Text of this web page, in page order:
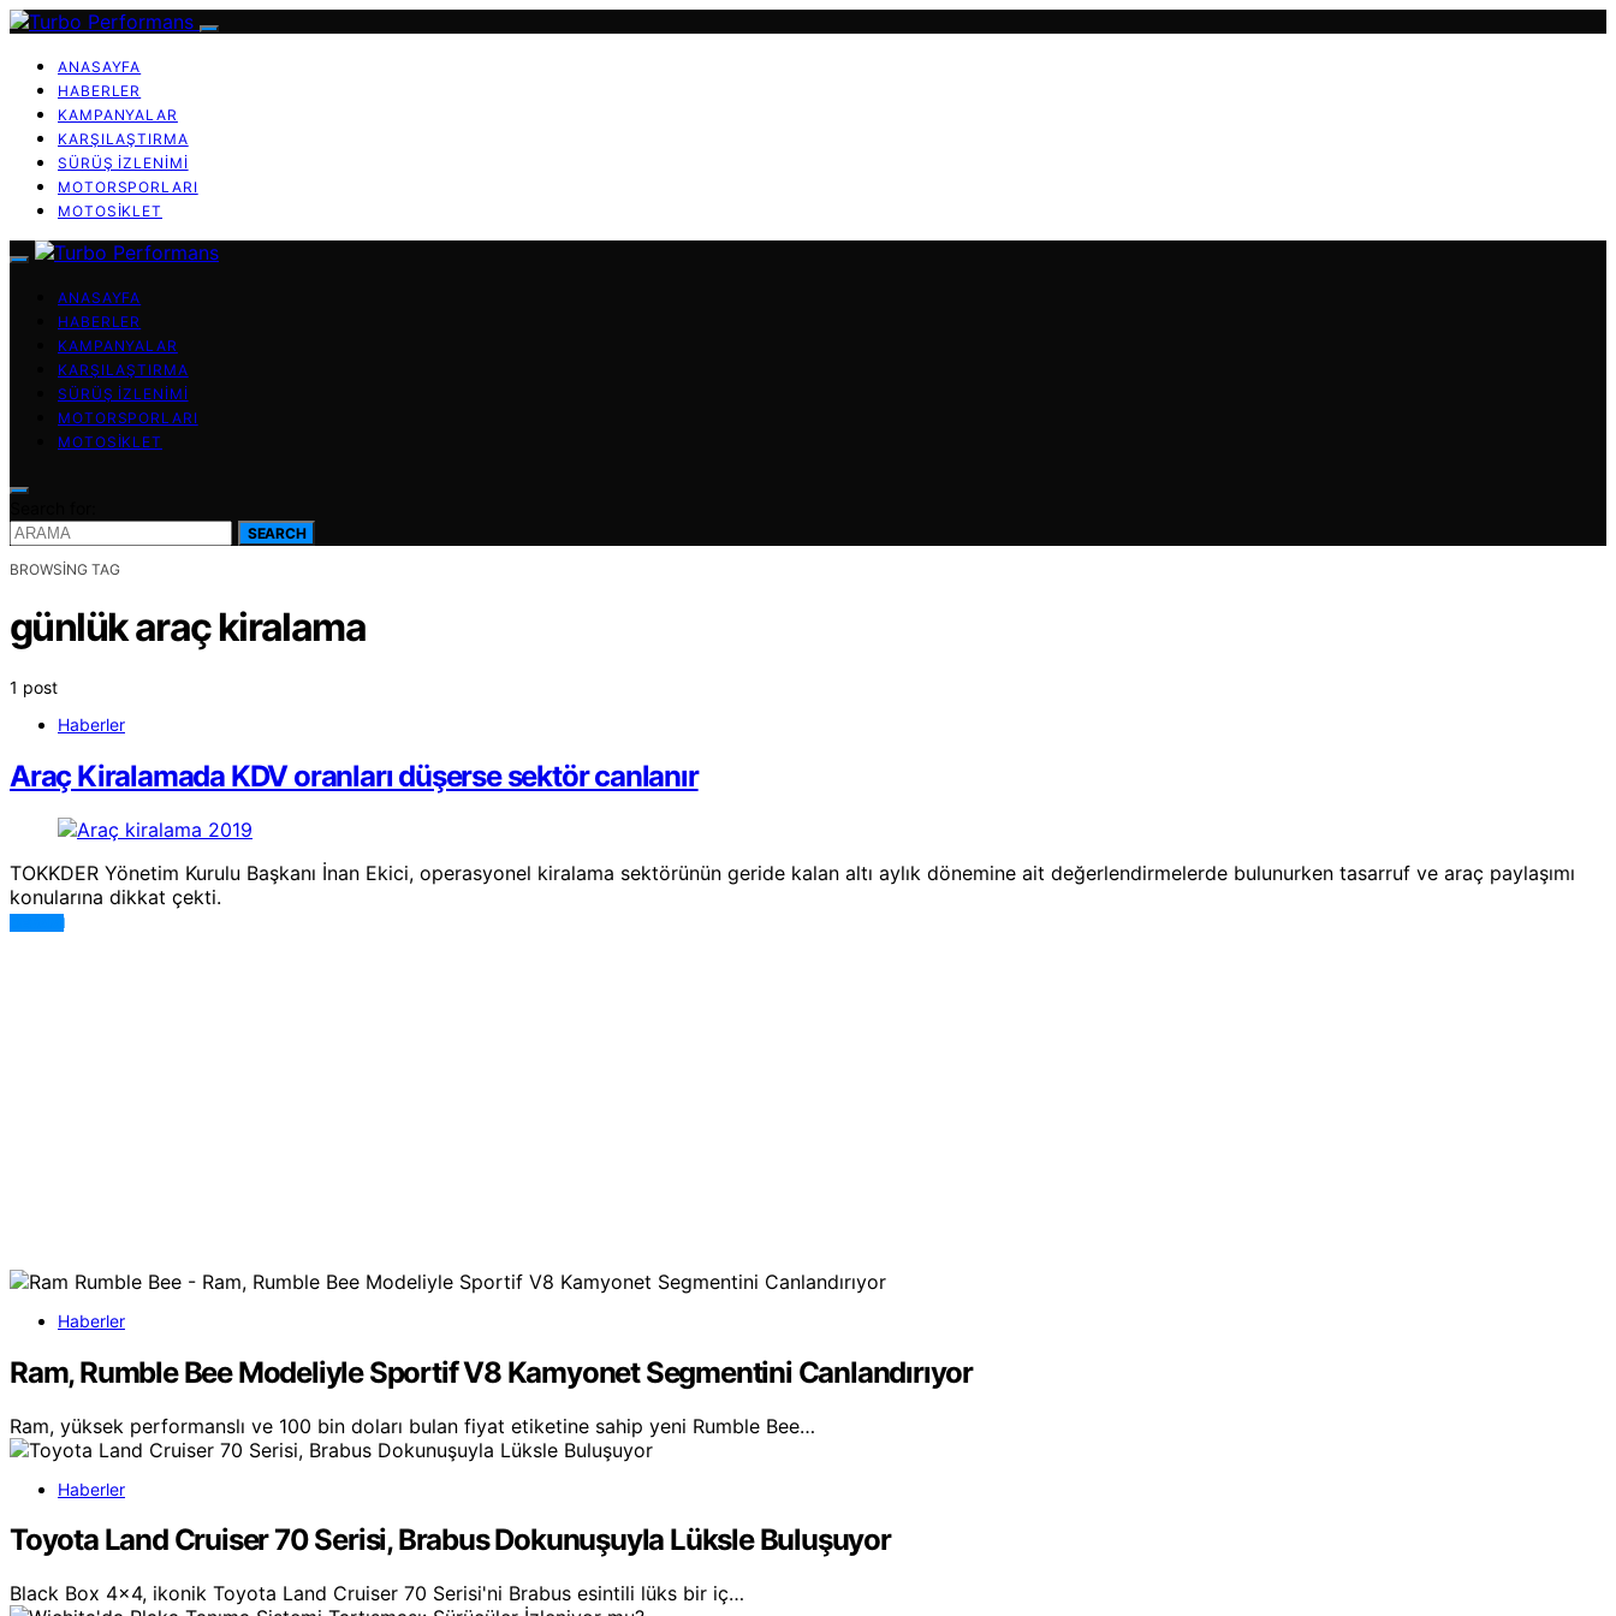
ANASAYFA
HABERLER
KAMPANYALAR
KARŞILAŞTIRMA
SÜRÜŞ İZLENIMI
MOTORSPORLARI
MOTOSIKLET
ANASAYFA
HABERLER
KAMPANYALAR
KARŞILAŞTIRMA
SÜRÜŞ İZLENIMI
MOTORSPORLARI
MOTOSIKLET
SEARCH
BROWSING TAG
günlük araç kiralama
1 post
Haberler
Araç Kiralamada KDV oranları düşerse sektör canlanır
TOKKDER Yönetim Kurulu Başkanı İnan Ekici, operasyonel kiralama sektörünün geride kalan altı aylık dönemine ait değerlendirmelerde bulunurken tasarruf ve araç paylaşımı
konularına dikkat çekti.
DEVAMI
Haberler
Ram, Rumble Bee Modeliyle Sportif V8 Kamyonet Segmentini Canlandırıyor
Ram, yüksek performanslı ve 100 bin doları bulan fiyat etiketine sahip yeni Rumble Bee…
Haberler
Toyota Land Cruiser 70 Serisi, Brabus Dokunuşuyla Lüksle Buluşuyor
Black Box 4x4, ikonik Toyota Land Cruiser 70 Serisi'ni Brabus esintili lüks bir iç…